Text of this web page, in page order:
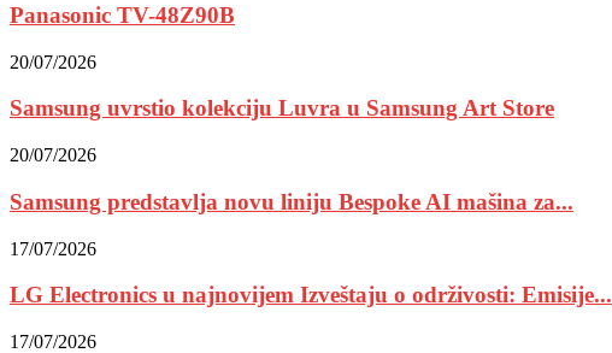
Panasonic TV-48Z90B
20/07/2026
Samsung uvrstio kolekciju Luvra u Samsung Art Store
20/07/2026
Samsung predstavlja novu liniju Bespoke AI mašina za...
17/07/2026
LG Electronics u najnovijem Izveštaju o održivosti: Emisije...
17/07/2026